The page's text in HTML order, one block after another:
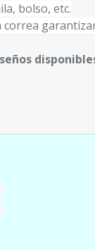
bolso, etc.
correa